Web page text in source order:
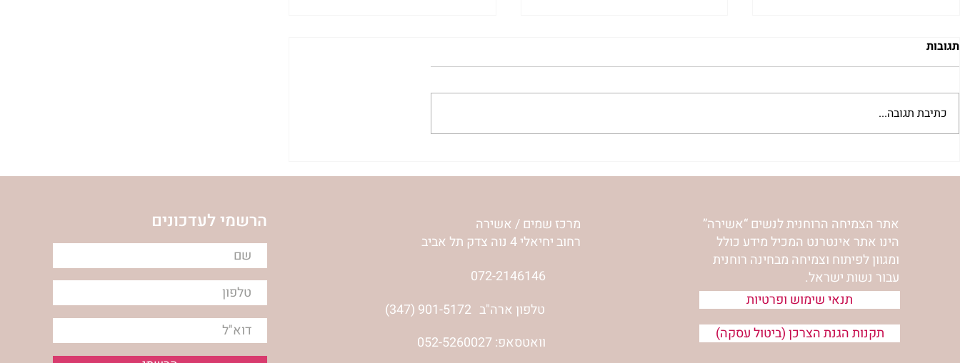
עם ליאת שי, אשת הלום קרב
תגובות
כתיבת תגובה...
הרשמי לעדכונים
מרכז שמים / אשירה
רחוב יחיאלי 4 נוה צדק תל אביב
072-2146146
(347) 901-5172 טלפון ארה"ב
וואטסאפ: 052-5260027
אתר הצמיחה הרוחנית לנשים “אשירה”
הינו אתר אינטרנט המכיל מידע כולל
ומגוון לפיתוח וצמיחה מבחינה רוחנית
עבור נשות ישראל.
תנאי שימוש ופרטיות
תקנות הגנת הצרכן (ביטול עסקה)